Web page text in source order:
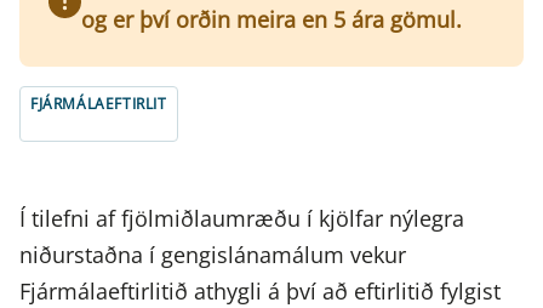
og er því orðin meira en 5 ára gömul.
FJÁRMÁLAEFTIRLIT
Í tilefni af fjölmiðlaumræðu í kjölfar nýlegra
niðurstaðna í gengislánamálum vekur
Fjármálaeftirlitið athygli á því að eftirlitið fylgist